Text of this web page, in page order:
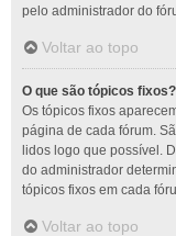
pelo administrador do
Voltar ao topo
O que são tópicos fixos?
Os tópicos fixos
página de cada fórum.
lidos logo que possível.
do administrador
tópicos fixos em cada
Voltar ao topo